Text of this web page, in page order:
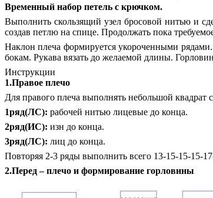
Временный набор петель с крючком.
Выполнить скользящий узел бросовой нитью и
создав петлю на спице. Продолжать пока
Наклон плеча формируется укороченными
бокам. Рукава вязать до желаемой длины.
Инструкции
1.Правое плечо
Для правого плеча выполнять небольшой
1ряд(ЛС): рабочей нитью лицевые до конца.
2ряд(ИС): изн до конца.
3ряд(ЛС): лиц до конца.
Повторяя 2-3 ряды выполнить всего 13-15-15-15-
2.Перед – плечо и формирование горловины